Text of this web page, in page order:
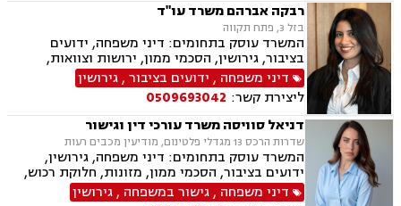
רבקה אברהם משרד עו"ד
בזל 3, פתח תקווה
המשרד עוסק בתחומים: דיני משפחה, ידועים
בציבור, גירושין, הסכמי ממון, ירושות וצוואות,
אבהות, מזונות, משמורת, חוק הנוער, חלוקת רכוש,
זמני שהות, החזקת ילדים, ניכור הורי, אומנה, משפט
אזרחי, דיני חוזים, פלילי
דיני משפחה , ידועים בציבור,גירושין
ליצירת קשר: 0509693042
דניאל סוויסה משרד עורכי דין וגישור
שדרות הרכס 13 מגדלי פלטינום, מודיעין מכבים רעות
המשרד עוסק בתחומים: דיני משפחה, גירושין,
ידועים בציבור, הסכמי ממון, מזונות, חלוקת רכוש,
מעמד אישי, תיאום הורי, זמני שהות (החזקת ילדים),
דיני משפחה ,גישור במשפחה ,גירושין